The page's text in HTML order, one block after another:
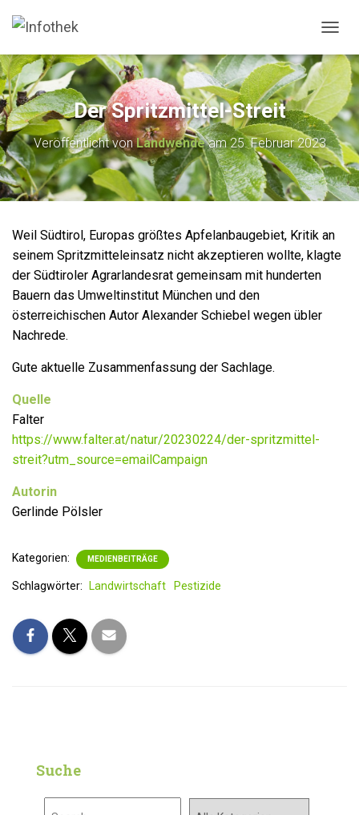
A
V
I
G
A
T
I
O
N
U
C
H
Der Spritzmittel-Streit
Veröffentlicht vonLandwendeam25. Februar 2023
Weil Südtirol, Europas größtes Apfelanbaugebiet, Kritik an
seinem Spritzmitteleinsatz nicht akzeptieren wollte, klagte
der Südtiroler Agrarlandesrat gemeinsam mit hunderten
Bauern das Umweltinstitut München und den
österreichischen Autor Alexander Schiebel wegen übler
Nachrede.
Gute aktuelle Zusammenfassung der Sachlage.
Quelle
Falter
https://www.falter.at/natur/20230224/der-spritzmittel-
streit?utm_source=emailCampaign
Autorin
Gerlinde Pölsler
Kategorien: MEDIENBEITRÄGE
Schlagwörter: Landwirtschaft Pestizide
Suche